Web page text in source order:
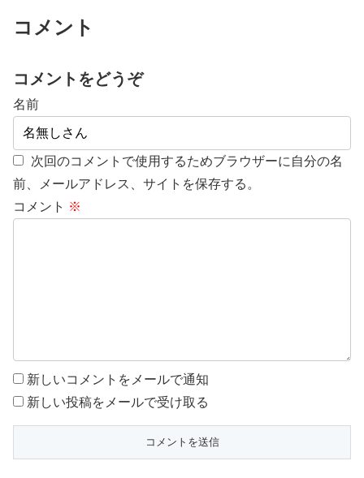
コメント
コメントをどうぞ
名前
次回のコメントで使用するためブラウザーに自分の名
前、メールアドレス、サイトを保存する。
コメント ※
新しいコメントをメールで通知
新しい投稿をメールで受け取る